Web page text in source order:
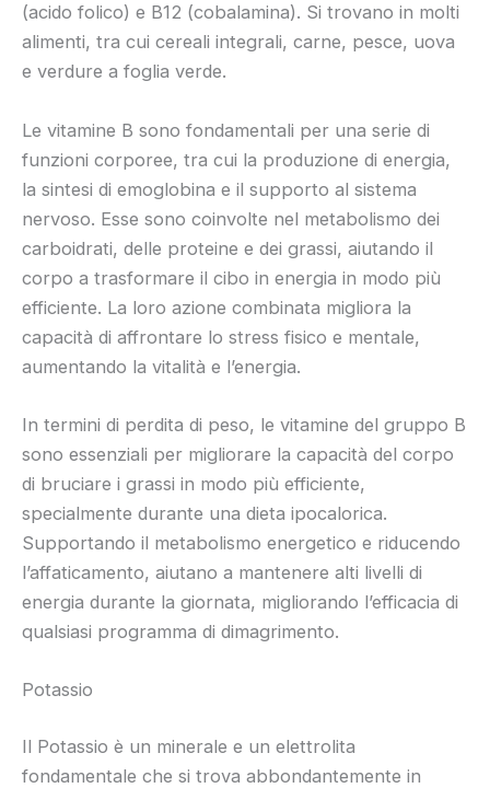
(acido folico) e B12 (cobalamina). Si trovano in molti
alimenti, tra cui cereali integrali, carne, pesce, uova
e verdure a foglia verde.
Le vitamine B sono fondamentali per una serie di
funzioni corporee, tra cui la produzione di energia,
la sintesi di emoglobina e il supporto al sistema
nervoso. Esse sono coinvolte nel metabolismo dei
carboidrati, delle proteine e dei grassi, aiutando il
corpo a trasformare il cibo in energia in modo più
efficiente. La loro azione combinata migliora la
capacità di affrontare lo stress fisico e mentale,
aumentando la vitalità e l’energia.
In termini di perdita di peso, le vitamine del gruppo B
sono essenziali per migliorare la capacità del corpo
di bruciare i grassi in modo più efficiente,
specialmente durante una dieta ipocalorica.
Supportando il metabolismo energetico e riducendo
l’affaticamento, aiutano a mantenere alti livelli di
energia durante la giornata, migliorando l’efficacia di
qualsiasi programma di dimagrimento.
Potassio
Il Potassio è un minerale e un elettrolita
fondamentale che si trova abbondantemente in